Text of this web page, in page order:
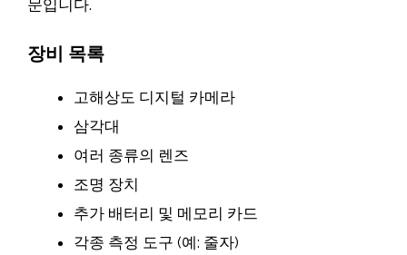
문입니다.
장비 목록
고해상도 디지털 카메라
삼각대
여러 종류의 렌즈
조명 장치
추가 배터리 및 메모리 카드
각종 측정 도구 (예: 줄자)